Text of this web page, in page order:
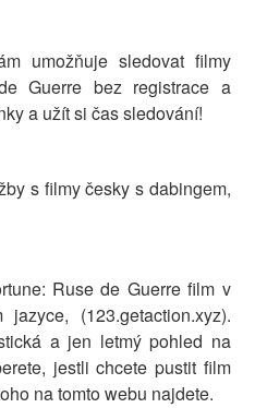
umožňuje sledovat filmy
Guerre bez registrace a
a užít si čas sledování!
s filmy česky s dabingem,
Ruse de Guerre film v
(123.getaction.xyz).
a jen letmý pohled na
jestli chcete pustit film
na tomto webu najdete.